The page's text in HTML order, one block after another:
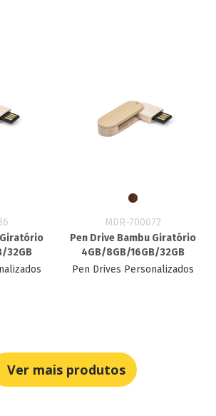
Giratório
32GB
MDR-700072
Pen Drive Bambu Giratório
4GB/8GB/16GB/32GB
Pen Drives Personalizados
Ver mais produtos